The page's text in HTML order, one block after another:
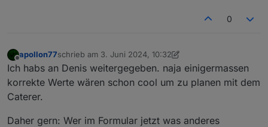
0
Offline
apollon77schrieb am 3. Juni 2024, 10:32
zuletzt editiert von apollon776. März 2024, 12:52
Ich habs an Denis weitergegeben. naja einigermassen
korrekte Werte wären schon cool um zu planen mit dem
Caterer.
Daher gern: Wer im Formular jetzt was anderes